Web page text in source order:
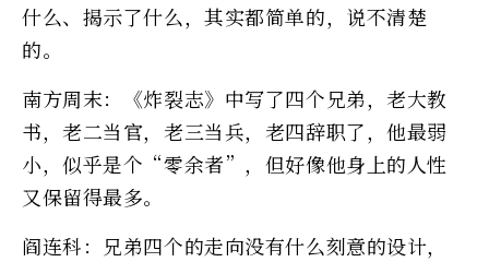
什么、揭示了什么，其实都简单的，说不清楚
的。
南方周末：《炸裂志》中写了四个兄弟，老大教
书，老二当官，老三当兵，老四辞职了，他最弱
小，似乎是个“零余者”，但好像他身上的人性
又保留得最多。
阎连科：兄弟四个的走向没有什么刻意的设计，